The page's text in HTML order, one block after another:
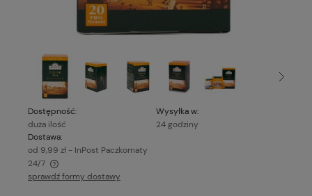
Dostępność:
duża ilość
Wysyłka w:
24 godziny
Dostawa:
od 9,99 zł - InPost Paczkomaty
24/7
Cena nie zawiera ewentualnych kosztów płatności
sprawdź formy dostawy